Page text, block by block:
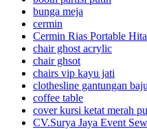
bunga meja
cermin
Cermin Rias Portable
chair ghost acrylic
chair ghsot
chairs vip kayu jati
clothesline gantungan
coffee table
cover kursi ketat merah
CV.Surya Jaya Event